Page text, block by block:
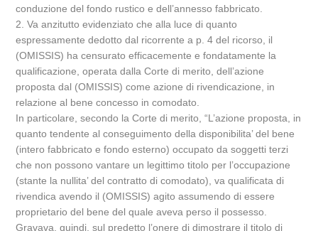
conduzione del fondo rustico e dell’annesso fabbricato.
2. Va anzitutto evidenziato che alla luce di quanto
espressamente dedotto dal ricorrente a p. 4 del ricorso, il
(OMISSIS) ha censurato efficacemente e fondatamente la
qualificazione, operata dalla Corte di merito, dell’azione
proposta dal (OMISSIS) come azione di rivendicazione, in
relazione al bene concesso in comodato.
In particolare, secondo la Corte di merito, “L’azione proposta, in
quanto tendente al conseguimento della disponibilita’ del bene
(intero fabbricato e fondo esterno) occupato da soggetti terzi
che non possono vantare un legittimo titolo per l’occupazione
(stante la nullita’ del contratto di comodato), va qualificata di
rivendica avendo il (OMISSIS) agito assumendo di essere
proprietario del bene del quale aveva perso il possesso.
Gravava, quindi, sul predetto l’onere di dimostrare il titolo di